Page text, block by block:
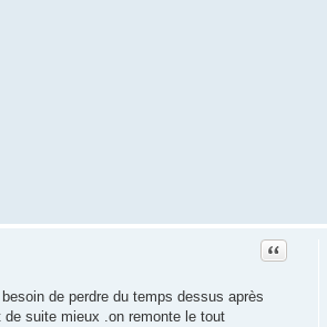
Citation
de perdre du temps dessus après
suite mieux .on remonte le tout